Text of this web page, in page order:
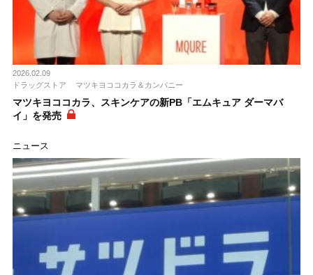
2026.02.09
ドラッグストア
マツキヨココカラ＆カンパニー
マツキヨココカラ、スキンケアの新PB「エムキュア ダーマバ
イ」を発売
ニュース